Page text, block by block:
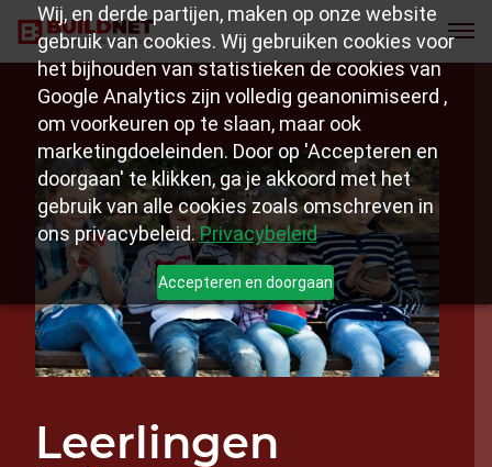
Wij, en derde partijen, maken op onze website
gebruik van cookies. Wij gebruiken cookies voor
het bijhouden van statistieken de cookies van
Google Analytics zijn volledig geanonimiseerd ,
om voorkeuren op te slaan, maar ook
marketingdoeleinden. Door op 'Accepteren en
doorgaan' te klikken, ga je akkoord met het
gebruik van alle cookies zoals omschreven in
ons privacybeleid.Privacybeleid
Accepteren en doorgaan
Leerlingen